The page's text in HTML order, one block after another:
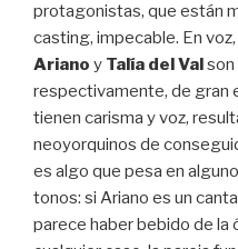
protagonistas, que están
casting, impecable. En
Ariano y Talía del Valson
respectivamente, de gran
tienen carisma y voz,
neoyorquinos de
es algo que pesa en
tonos: si Ariano es un
parece haber bebido de la